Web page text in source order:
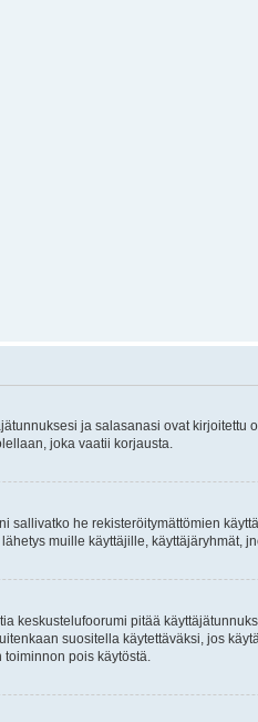
ja salasanasi ovat
joka vaatii korjausta.
sallivatko he rekisteröitymättömien
muille käyttäjille, käyttäjäryhmät,
keskustelufoorumi pitää
suositella käytettäväksi, jos
pois käytöstä.